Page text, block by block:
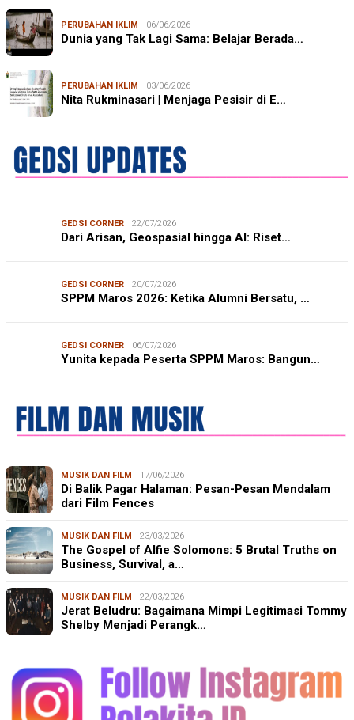
PERUBAHAN IKLIM 06/06/2026
Dunia yang Tak Lagi Sama: Belajar Berada…
PERUBAHAN IKLIM 03/06/2026
Nita Rukminasari | Menjaga Pesisir di E…
GEDSI CORNER 22/07/2026
Dari Arisan, Geospasial hingga AI: Riset…
GEDSI CORNER 20/07/2026
SPPM Maros 2026: Ketika Alumni Bersatu, …
GEDSI CORNER 06/07/2026
Yunita kepada Peserta SPPM Maros: Bangun…
MUSIK DAN FILM 17/06/2026
Di Balik Pagar Halaman: Pesan-Pesan Mendalam
dari Film Fences
MUSIK DAN FILM 23/03/2026
The Gospel of Alfie Solomons: 5 Brutal Truths on
Business, Survival, a…
MUSIK DAN FILM 22/03/2026
Jerat Beludru: Bagaimana Mimpi Legitimasi Tommy
Shelby Menjadi Perangk…